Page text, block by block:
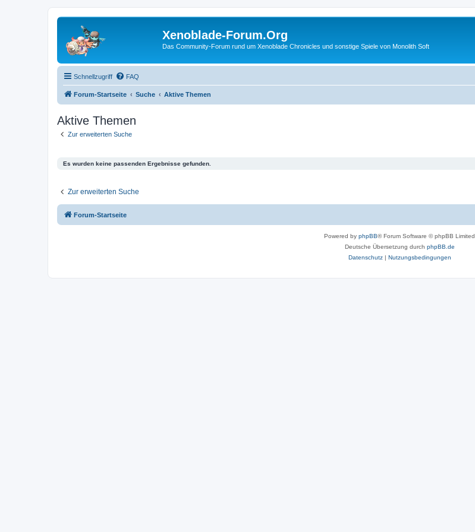
Xenoblade-Forum.Org
Das Community-Forum rund um Xenoblade Chronicles und sonstige Spiele von Monolith Soft
Schnellzugriff FAQ
Forum-Startseite Suche Aktive Themen
Aktive Themen
Zur erweiterten Suche
Es wurden keine passenden Ergebnisse gefunden.
Zur erweiterten Suche
Forum-Startseite
Powered by phpBB® Forum Software © phpBB Limited
Deutsche Übersetzung durch phpBB.de
Datenschutz| Nutzungsbedingungen